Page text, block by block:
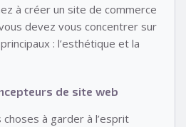
à créer un site de commerce
devez vous concentrer sur
: l’esthétique et la
de site web
choses à garder à l’esprit